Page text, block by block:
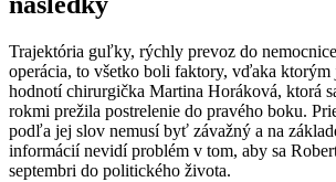
Trajektória guľky, rýchly prevoz do
operácia, to všetko boli faktory, vďaka ktorým
hodnotí chirurgička Martina Horáková, ktorá
rokmi prežila postrelenie do pravého boku.
podľa jej slov nemusí byť závažný a na
informácií nevidí problém v tom, aby sa
septembri do politického života.